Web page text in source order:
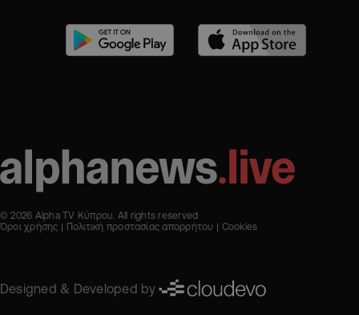
© 2026 Alpha TV Κύπρου. All rights reserved
Όροι χρήσης
Πολιτική προστασίας απορρήτου Cookies
Designed & Developed by